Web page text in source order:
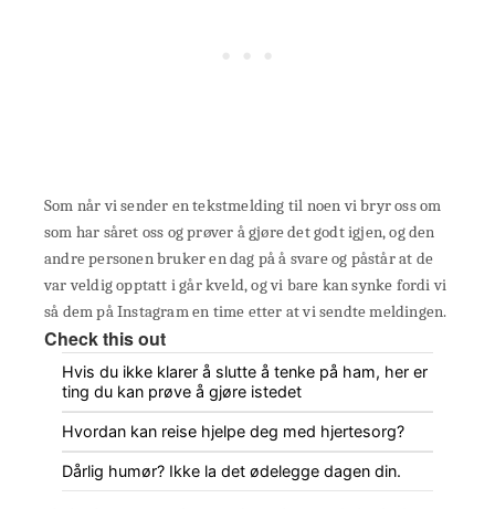
Som når vi sender en tekstmelding til noen vi bryr oss om
som har såret oss og prøver å gjøre det godt igjen, og den
andre personen bruker en dag på å svare og påstår at de
var veldig opptatt i går kveld, og vi bare kan synke fordi vi
så dem på Instagram en time etter at vi sendte meldingen.
Check this out
Hvis du ikke klarer å slutte å tenke på ham, her er
ting du kan prøve å gjøre istedet
Hvordan kan reise hjelpe deg med hjertesorg?
Dårlig humør? Ikke la det ødelegge dagen din.